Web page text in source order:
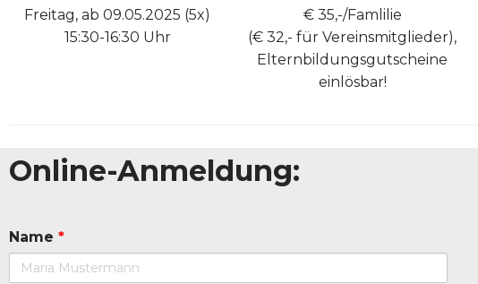
Freitag, ab 09.05.2025 (5x)
15:30-16:30 Uhr
€ 35,-/Famlilie
(€ 32,- für Vereinsmitglieder),
Elternbildungsgutscheine
einlösbar!
Online-Anmeldung:
Name *